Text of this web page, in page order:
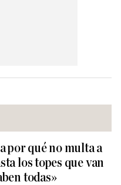
por qué no multa a
los topes que van
todas»